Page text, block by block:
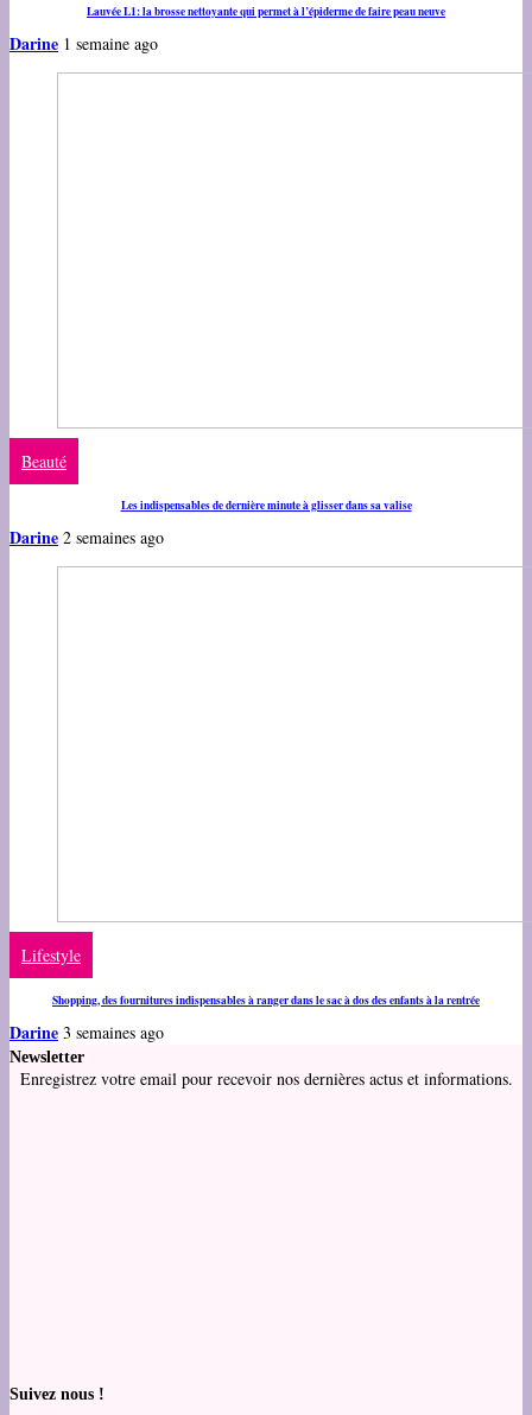
Lauvée L1: la brosse nettoyante qui permet à l’épiderme de faire peau neuve
Darine 1 semaine ago
Beauté
Les indispensables de dernière minute à glisser dans sa valise
Darine 2 semaines ago
Lifestyle
Shopping, des fournitures indispensables à ranger dans le sac à dos des enfants à la rentrée
Darine 3 semaines ago
Newsletter
Enregistrez votre email pour recevoir nos dernières actus et informations.
Suivez nous !